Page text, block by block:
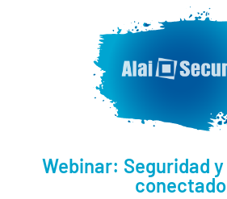
Webinar: Seguridad
conectado